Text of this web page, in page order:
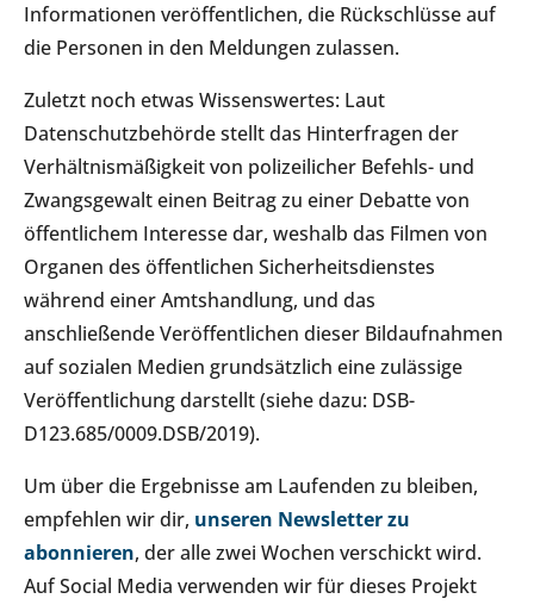
Informationen veröffentlichen, die Rückschlüsse auf
die Personen in den Meldungen zulassen.
Zuletzt noch etwas Wissenswertes: Laut
Datenschutzbehörde stellt das Hinterfragen der
Verhältnismäßigkeit von polizeilicher Befehls- und
Zwangsgewalt einen Beitrag zu einer Debatte von
öffentlichem Interesse dar, weshalb das Filmen von
Organen des öffentlichen Sicherheitsdienstes
während einer Amtshandlung, und das
anschließende Veröffentlichen dieser Bildaufnahmen
auf sozialen Medien grundsätzlich eine zulässige
Veröffentlichung darstellt (siehe dazu: DSB-
D123.685/0009.DSB/2019).
Um über die Ergebnisse am Laufenden zu bleiben,
empfehlen wir dir, unseren Newsletter zu
abonnieren, der alle zwei Wochen verschickt wird.
Auf Social Media verwenden wir für dieses Projekt